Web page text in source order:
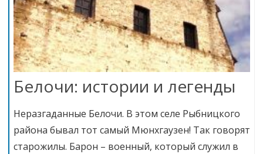
Белочи: истории и легенды
Неразгаданные Белочи. В этом селе Рыбницкого
района бывал тот самый Мюнхгаузен! Так говорят
старожилы. Барон – военный, который служил в